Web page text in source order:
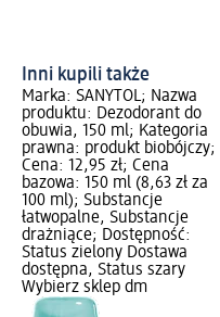
Inni kupili także
Marka: SANYTOL; Nazwa
produktu: Dezodorant do
obuwia, 150 ml; Kategoria
prawna: produkt biobójczy;
Cena: 12,95 zł; Cena
bazowa: 150 ml (8,63 zł za
100 ml); Substancje
łatwopalne, Substancje
drażniące; Dostępność:
Status zielony Dostawa
dostępna, Status szary
Wybierz sklep dm